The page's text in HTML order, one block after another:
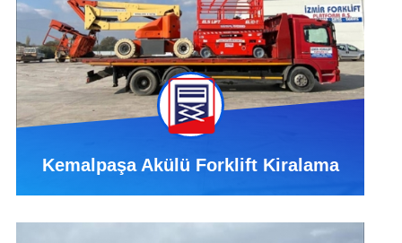
Kemalpaşa Akülü Forklift Kiralama